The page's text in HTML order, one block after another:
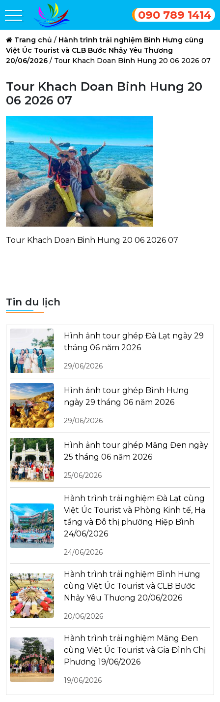
090 789 1414
Trang chủ / Hành trình trải nghiệm Bình Hưng cùng
Việt Úc Tourist và CLB Bước Nhảy Yêu Thương
20/06/2026 / Tour Khach Doan Binh Hung 20 06 2026 07
Tour Khach Doan Binh Hung 20
06 2026 07
Tour Khach Doan Binh Hung 20 06 2026 07
Tin du lịch
Hình ảnh tour ghép Đà Lạt ngày 29
tháng 06 năm 2026
29/06/2026
Hình ảnh tour ghép Bình Hưng
ngày 29 tháng 06 năm 2026
29/06/2026
Hình ảnh tour ghép Măng Đen ngày
25 tháng 06 năm 2026
25/06/2026
Hành trình trải nghiệm Đà Lạt cùng
Việt Úc Tourist và Phòng Kinh tế, Hạ
tầng và Đô thị phường Hiệp Bình
24/06/2026
24/06/2026
Hành trình trải nghiệm Bình Hưng
cùng Việt Úc Tourist và CLB Bước
Nhảy Yêu Thương 20/06/2026
20/06/2026
Hành trình trải nghiệm Măng Đen
cùng Việt Úc Tourist và Gia Đình Chị
Phương 19/06/2026
19/06/2026